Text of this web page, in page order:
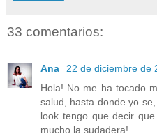
33 comentarios:
Ana
22 de diciembre de
Hola! No me ha tocado
salud, hasta donde yo
look tengo que decir
mucho la sudadera!